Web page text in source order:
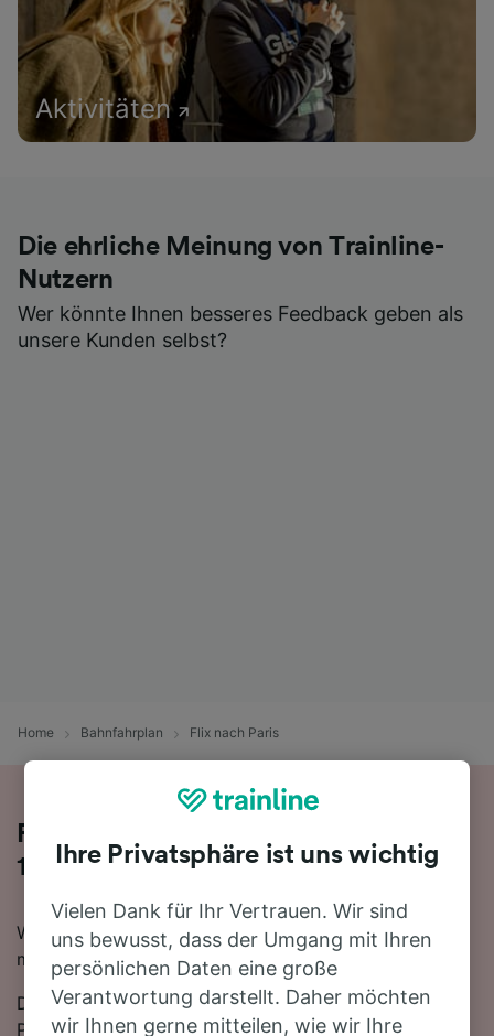
Aktivitäten
Die ehrliche Meinung von Trainline-
Nutzern
Wer könnte Ihnen besseres Feedback geben als
unsere Kunden selbst?
Home Bahnfahrplan Flix nach Paris
Fahren Sie mit dem Zug in 13 Stunden
11 Minuten von Flix nach Paris
Wenn Sie mit dem Zug von Flix nach Paris reisen
möchten, sind Sie hier genau richtig.
Die schnellste Reisezeit für die Fahrt von Flix nach
Paris mit dem Zug beträgt 13 Stunden 11 Minuten. In
Ihre Privatsphäre ist uns wichtig
Vielen Dank für Ihr Vertrauen. Wir sind
uns bewusst, dass der Umgang mit Ihren
persönlichen Daten eine große
Verantwortung darstellt. Daher möchten
wir Ihnen gerne mitteilen, wie wir Ihre